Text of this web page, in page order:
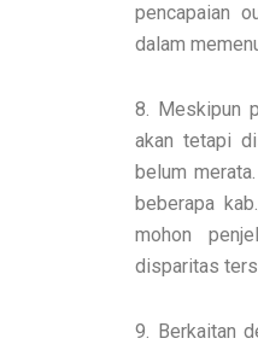
pencapaian
dalam
8. Meskipun
akan tetapi
belum
beberapa
mohon
disparitas
9. Berkaitan